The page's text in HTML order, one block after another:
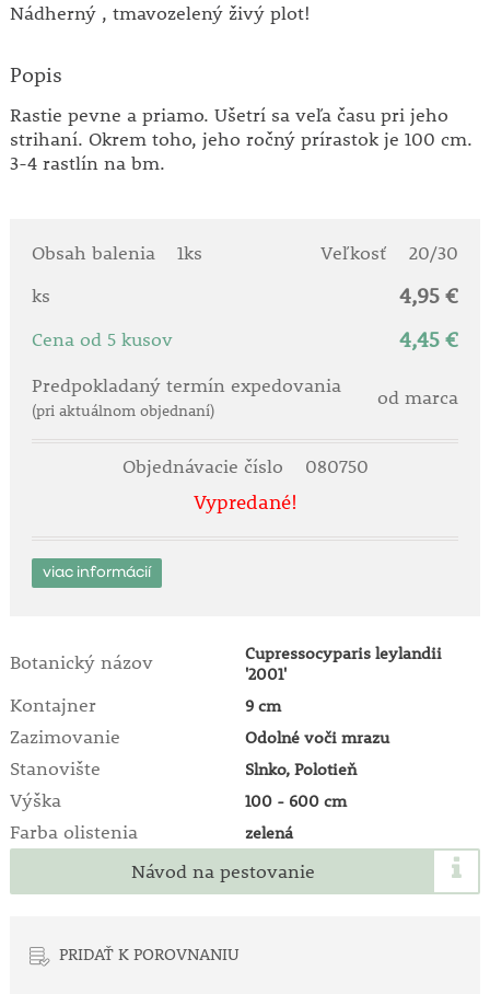
Nádherný , tmavozelený živý plot!
Popis
Rastie pevne a priamo. Ušetrí sa veľa času pri jeho
strihaní. Okrem toho, jeho ročný prírastok je 100 cm.
3-4 rastlín na bm.
Obsah balenia 1ks Veľkosť
20/30
ks
4,95 €
Cena od 5 kusov 4,45 €
Predpokladaný termín expedovania
(pri aktuálnom objednaní)
od marca
Objednávacie číslo 080750
Vypredané!
viac informácií
Botanický názov
Cupressocyparis leylandii
'2001'
Kontajner 9 cm
Zazimovanie Odolné voči mrazu
Stanovište Slnko, Polotieň
Výška 100 - 600 cm
Farba olistenia zelená
Návod na pestovanie
PRIDAŤ K POROVNANIU